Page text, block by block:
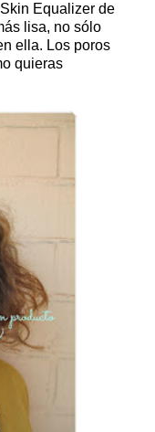
Equalizer de
lisa, no sólo
ella. Los poros
quieras